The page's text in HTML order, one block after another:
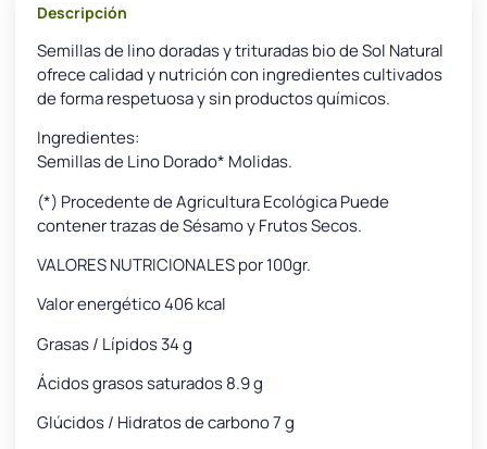
Descripción
Semillas de lino doradas y trituradas bio de Sol Natural
ofrece calidad y nutrición con ingredientes cultivados
de forma respetuosa y sin productos químicos.
Ingredientes:
Semillas de Lino Dorado* Molidas.
(*) Procedente de Agricultura Ecológica Puede
contener trazas de Sésamo y Frutos Secos.
VALORES NUTRICIONALES por 100gr.
Valor energético 406 kcal
Grasas / Lípidos 34 g
Ácidos grasos saturados 8.9 g
Glúcidos / Hidratos de carbono 7 g